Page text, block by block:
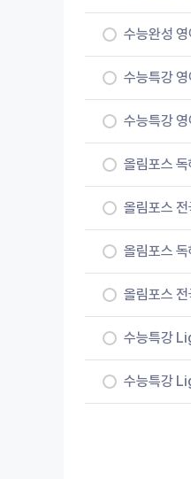
수능완성
수능특강
수능특강
올림포스
올림포스
올림포스
올림포스
수능특강
수능특강